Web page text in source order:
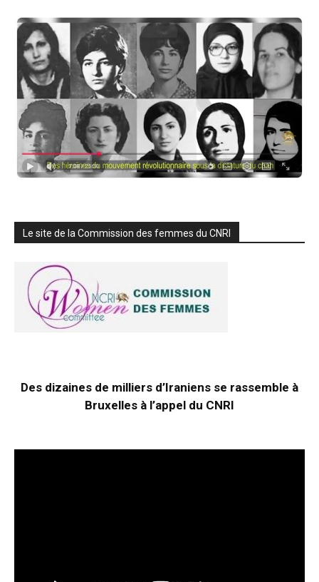
Le site de la Commission des femmes du CNRI
Des dizaines de milliers d’Iraniens se rassemble à
Bruxelles à l’appel du CNRI